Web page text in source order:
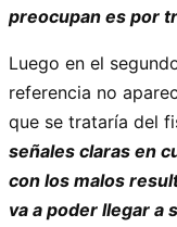
preocupan es por
Luego en el
referencia no
que se trataría del
señales claras en
con los malos
va a poder llegar a